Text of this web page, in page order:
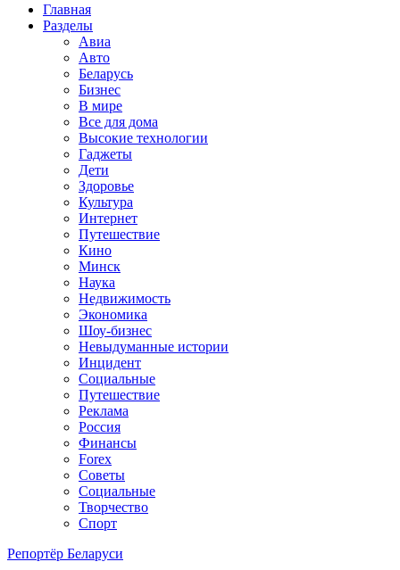
Главная
Разделы
Авиа
Авто
Беларусь
Бизнес
В мире
Все для дома
Высокие технологии
Гаджеты
Дети
Здоровье
Культура
Интернет
Путешествие
Кино
Минск
Наука
Недвижимость
Экономика
Шоу-бизнес
Невыдуманные истории
Инцидент
Социальные
Путешествие
Реклама
Россия
Финансы
Forex
Советы
Социальные
Творчество
Спорт
Репортёр Беларуси